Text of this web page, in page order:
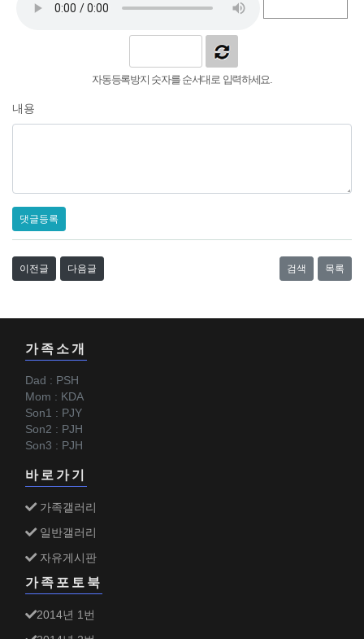
자동등록방지 숫자를 순서대로 입력하세요.
내용
댓글등록
이전글 다음글 검색 목록
가족소개
Dad : PSH
Mom : KDA
Son1 : PJY
Son2 : PJH
Son3 : PJH
바로가기
가족갤러리
일반갤러리
자유게시판
가족포토북
2014년 1번